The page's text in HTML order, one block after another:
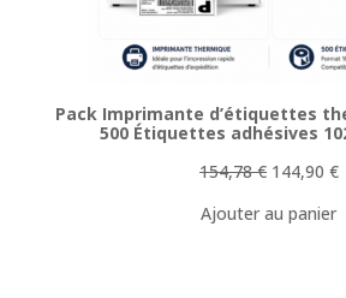
Pack Imprimante d’étiquettes
500 Étiquettes adhésives
154,78€ Le
initial
144,90 €Le
Ajouter au panier